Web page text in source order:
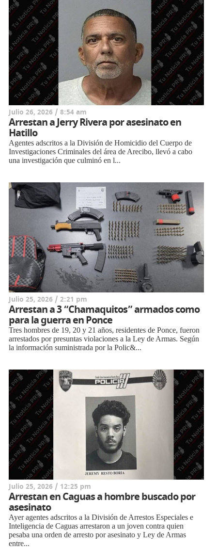
Julio 26, 2026 / 8:54 am
Arrestan a Jerry Rivera por asesinato en
Hatillo
Agentes adscritos a la División de Homicidio del Cuerpo de
Investigaciones Criminales del área de Arecibo, llevó a cabo
una investigación que culminó en l...
Julio 25, 2026 / 2:21 pm
Arrestan a 3 “Chamaquitos” armados como
para la guerra en Ponce
Tres hombres de 19, 20 y 21 años, residentes de Ponce, fueron
arrestados por presuntas violaciones a la Ley de Armas. Según
la información suministrada por la Polic&...
Julio 25, 2026 / 12:25 pm
Arrestan en Caguas a hombre buscado por
asesinato
Ayer agentes adscritos a la División de Arrestos Especiales e
Inteligencia de Caguas arrestaron a un joven contra quien
pesaba una orden de arresto por asesinato y Ley de Armas
entre...